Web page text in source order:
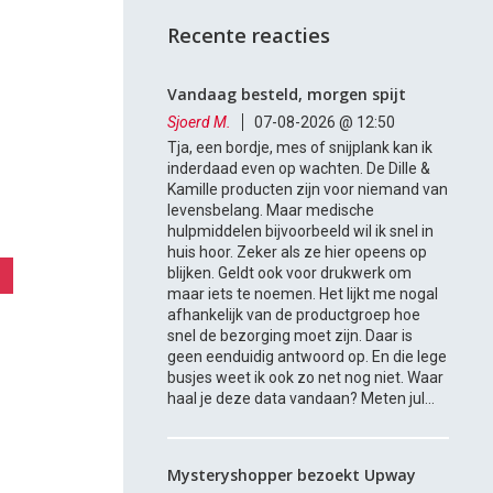
Recente reacties
Vandaag besteld, morgen spijt
Sjoerd M.
07-08-2026 @ 12:50
Tja, een bordje, mes of snijplank kan ik
inderdaad even op wachten. De Dille &
Kamille producten zijn voor niemand van
levensbelang. Maar medische
hulpmiddelen bijvoorbeeld wil ik snel in
huis hoor. Zeker als ze hier opeens op
blijken. Geldt ook voor drukwerk om
maar iets te noemen. Het lijkt me nogal
afhankelijk van de productgroep hoe
snel de bezorging moet zijn. Daar is
geen eenduidig antwoord op. En die lege
busjes weet ik ook zo net nog niet. Waar
haal je deze data vandaan? Meten jul...
Mysteryshopper bezoekt Upway